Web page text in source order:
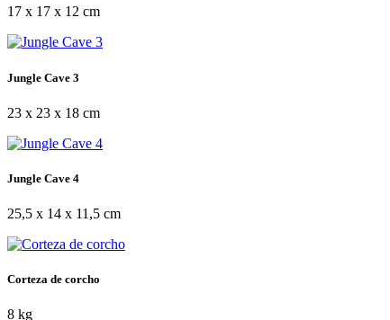
17 x 17 x 12 cm
Jungle Cave 3
23 x 23 x 18 cm
Jungle Cave 4
25,5 x 14 x 11,5 cm
Corteza de corcho
8 kg